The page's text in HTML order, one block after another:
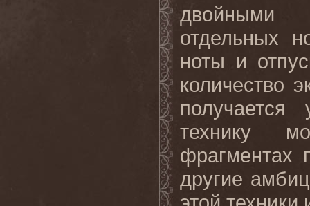
двойными
отдельных
ноты и
количество
технику
фрагментах
другие